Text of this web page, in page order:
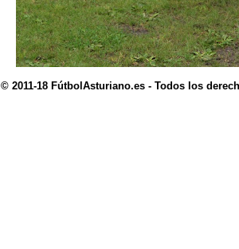
© 2011-18 FútbolAsturiano.es - Todos los